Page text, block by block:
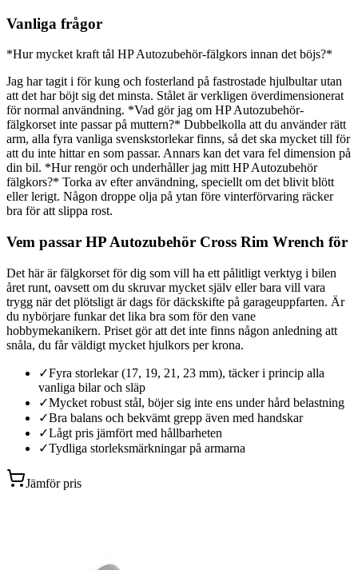
Vanliga frågor
*Hur mycket kraft tål HP Autozubehör-fälgkors innan det böjs?*
Jag har tagit i för kung och fosterland på fastrostade hjulbultar utan
att det har böjt sig det minsta. Stålet är verkligen överdimensionerat
för normal användning. *Vad gör jag om HP Autozubehör-
fälgkorset inte passar på muttern?* Dubbelkolla att du använder rätt
arm, alla fyra vanliga svenskstorlekar finns, så det ska mycket till för
att du inte hittar en som passar. Annars kan det vara fel dimension på
din bil. *Hur rengör och underhåller jag mitt HP Autozubehör
fälgkors?* Torka av efter användning, speciellt om det blivit blött
eller lerigt. Någon droppe olja på ytan före vinterförvaring räcker
bra för att slippa rost.
Vem passar HP Autozubehör Cross Rim Wrench för
Det här är fälgkorset för dig som vill ha ett pålitligt verktyg i bilen
året runt, oavsett om du skruvar mycket själv eller bara vill vara
trygg när det plötsligt är dags för däckskifte på garageuppfarten. Är
du nybörjare funkar det lika bra som för den vane
hobbymekanikern. Priset gör att det inte finns någon anledning att
snåla, du får väldigt mycket hjulkors per krona.
✓Fyra storlekar (17, 19, 21, 23 mm), täcker i princip alla
vanliga bilar och släp
✓Mycket robust stål, böjer sig inte ens under hård belastning
✓Bra balans och bekvämt grepp även med handskar
✓Lågt pris jämfört med hållbarheten
✓Tydliga storleksmärkningar på armarna
Jämför pris